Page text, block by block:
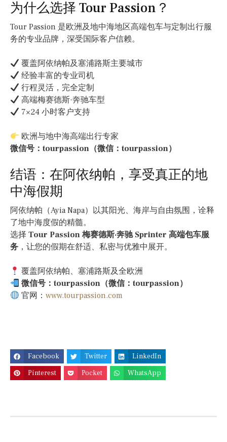
为什么选择 Tour Passion？
Tour Passion 是欧洲及地中海地区高端包车与定制出行服
务的专业品牌，深受国际客户信赖。
覆盖阿依纳帕及塞浦路斯主要城市
经验丰富的专业司机
行程灵活，完全定制
高端梅赛德斯·奔驰车型
7×24 小时客户支持
欧洲与地中海高端出行专家
微信号：tourpassion（微信：tourpassion）
结语：在阿依纳帕，享受真正的地
中海假期
阿依纳帕（Ayia Napa）以其阳光、海岸与自由氛围，诠释
了地中海度假的精髓。
选择 Tour Passion 梅赛德斯·奔驰 Sprinter 高端包车服
务 ，让您的假期在舒适、私密与优雅中展开。
覆盖阿依纳帕、塞浦路斯及全欧洲
微信号：tourpassion（微信：tourpassion）
官网：www.tourpassion.com
Facebook Twitter
LinkedIn
Pinterest
Pocket WhatsApp